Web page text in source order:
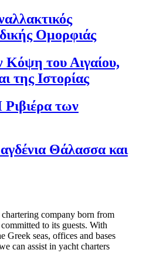
Ομορφιάς
του Αιγαίου,
της Ιστορίας
των
Θάλασσα και
company born from
to its guests. With
Greek seas, offices and bases
can assist in yacht charters